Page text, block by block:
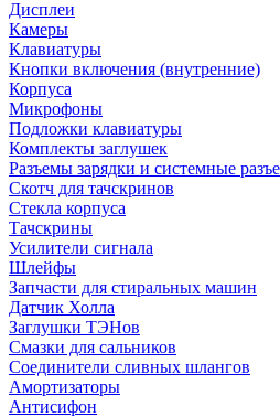
Дисплеи
Камеры
Клавиатуры
Кнопки включения (внутренние)
Корпуса
Микрофоны
Подложки клавиатуры
Комплекты заглушек
Разъемы зарядки и системные
Скотч для тачскринов
Стекла корпуса
Тачскрины
Усилители сигнала
Шлейфы
Запчасти для стиральных машин
Датчик Холла
Заглушки ТЭНов
Смазки для сальников
Соединители сливных шлангов
Амортизаторы
Антисифон